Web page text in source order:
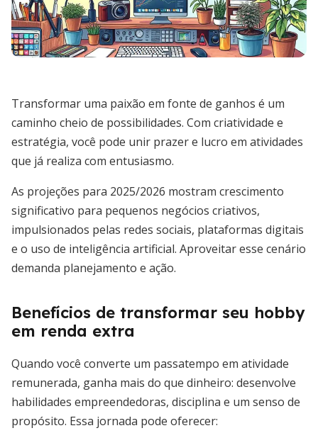
Transformar uma paixão em fonte de ganhos é um
caminho cheio de possibilidades. Com criatividade e
estratégia, você pode unir prazer e lucro em atividades
que já realiza com entusiasmo.
As projeções para 2025/2026 mostram crescimento
significativo para pequenos negócios criativos,
impulsionados pelas redes sociais, plataformas digitais
e o uso de inteligência artificial. Aproveitar esse cenário
demanda planejamento e ação.
Benefícios de transformar seu hobby
em renda extra
Quando você converte um passatempo em atividade
remunerada, ganha mais do que dinheiro: desenvolve
habilidades empreendedoras, disciplina e um senso de
propósito. Essa jornada pode oferecer: